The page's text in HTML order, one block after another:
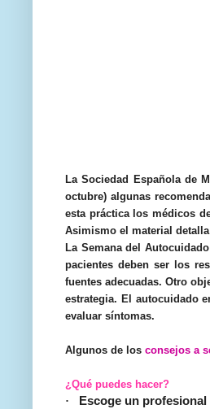
LaSociedad Española de
octubre) algunas
esta práctica los médicos
Asimismo el material
La Semana del
pacientes deben ser los
fuentes adecuadas. Otro
estrategia. El autocuidado
evaluar síntomas.
Algunos de los consejos a
¿Qué puedes hacer?
·
Escoge un